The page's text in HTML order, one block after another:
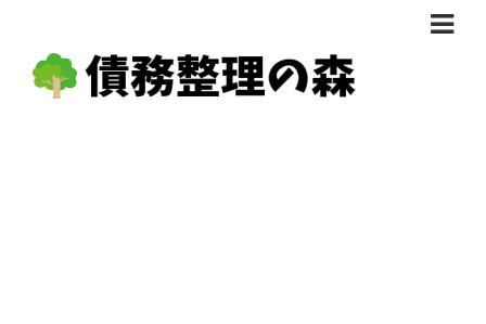
債務整理体験談